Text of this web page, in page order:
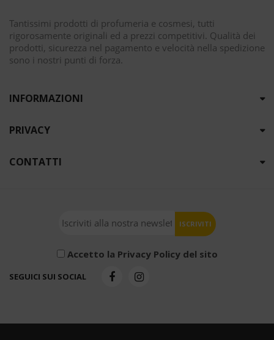
Tantissimi prodotti di profumeria e cosmesi, tutti
rigorosamente originali ed a prezzi competitivi. Qualità dei
prodotti, sicurezza nel pagamento e velocità nella spedizione
sono i nostri punti di forza.
INFORMAZIONI
PRIVACY
CONTATTI
Accetto la Privacy Policy del sito
SEGUICI SUI SOCIAL